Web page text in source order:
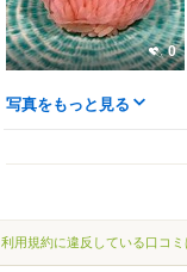
0
写真をもっと見る
利用規約に違反している口コ